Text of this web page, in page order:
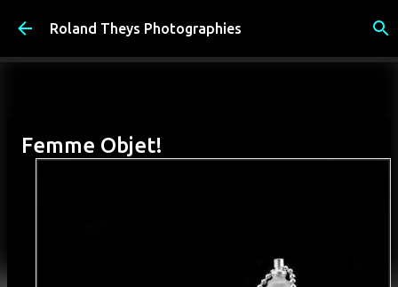
Accéder au contenu principal
Roland Theys Photographies
Femme Objet!